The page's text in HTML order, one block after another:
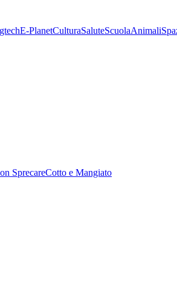
E-PlanetCulturaSaluteScuolaAnimali
SprecareCotto e Mangiato